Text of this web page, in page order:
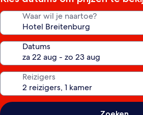
Waar wil je naartoe?
Datums
Reizigers